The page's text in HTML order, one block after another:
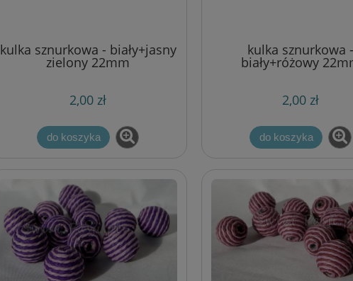
kulka sznurkowa - biały+jasny
zielony 22mm
2,00 zł
do koszyka
kulka sznurkowa -
biały+różowy
2,00 zł
do koszyka